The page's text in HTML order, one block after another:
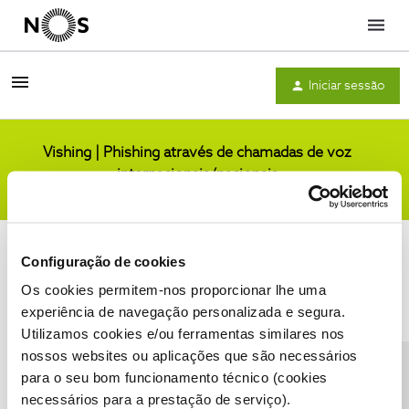
Configuração de cookies
Os cookies permitem-nos proporcionar lhe uma
experiência de navegação personalizada e segura.
Utilizamos cookies e/ou ferramentas similares nos
nossos websites ou aplicações que são necessários
para o seu bom funcionamento técnico (cookies
necessários para a prestação de serviço).
Menu
Iniciar sessão
Vishing | Phishing através de chamadas de voz
internacionais/nacionais
Condições do Fórum NOS Accessibility statement